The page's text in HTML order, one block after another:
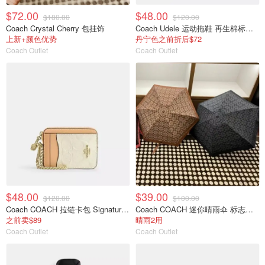
$72.00 $180.00
Coach Crystal Cherry 包挂饰
上新+颜色优势
Coach Outlet
$48.00 $120.00
Coach Udele 运动拖鞋 再生棉标志牛仔布
丹宁色之前折后$72
Coach Outlet
$48.00 $120.00
Coach COACH 拉链卡包 Signature皮革 挂饰
之前卖$89
Coach Outlet
$39.00 $100.00
Coach COACH 迷你晴雨伞 标志印花 防晒
晴雨2用
Coach Outlet